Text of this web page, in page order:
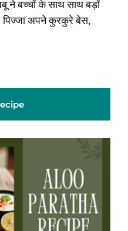
ने बच्चों के साथ साथ बड़ों
पिज्जा अपने कुरकुरे बेस,